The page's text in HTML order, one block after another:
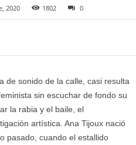
2020 1802 0
de sonido de la calle, casi resulta
sin escuchar de fondo su
la rabia y el baile, el
artística. Ana Tijoux nació
pasado, cuando el estallido